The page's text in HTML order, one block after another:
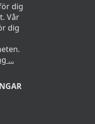
dig
Vår
dig
...